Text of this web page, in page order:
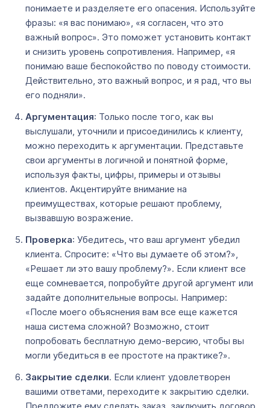
понимаете и разделяете его опасения. Используйте
фразы: «я вас понимаю», «я согласен, что это
важный вопрос». Это поможет установить контакт
и снизить уровень сопротивления. Например, «я
понимаю ваше беспокойство по поводу стоимости.
Действительно, это важный вопрос, и я рад, что вы
его подняли».
Аргументация: Только после того, как вы
выслушали, уточнили и присоединились к клиенту,
можно переходить к аргументации. Представьте
свои аргументы в логичной и понятной форме,
используя факты, цифры, примеры и отзывы
клиентов. Акцентируйте внимание на
преимуществах, которые решают проблему,
вызвавшую возражение.
Проверка: Убедитесь, что ваш аргумент убедил
клиента. Спросите: «Что вы думаете об этом?»,
«Решает ли это вашу проблему?». Если клиент все
еще сомневается, попробуйте другой аргумент или
задайте дополнительные вопросы. Например:
«После моего объяснения вам все еще кажется
наша система сложной? Возможно, стоит
попробовать бесплатную демо-версию, чтобы вы
могли убедиться в ее простоте на практике?».
Закрытие сделки. Если клиент удовлетворен
вашими ответами, переходите к закрытию сделки.